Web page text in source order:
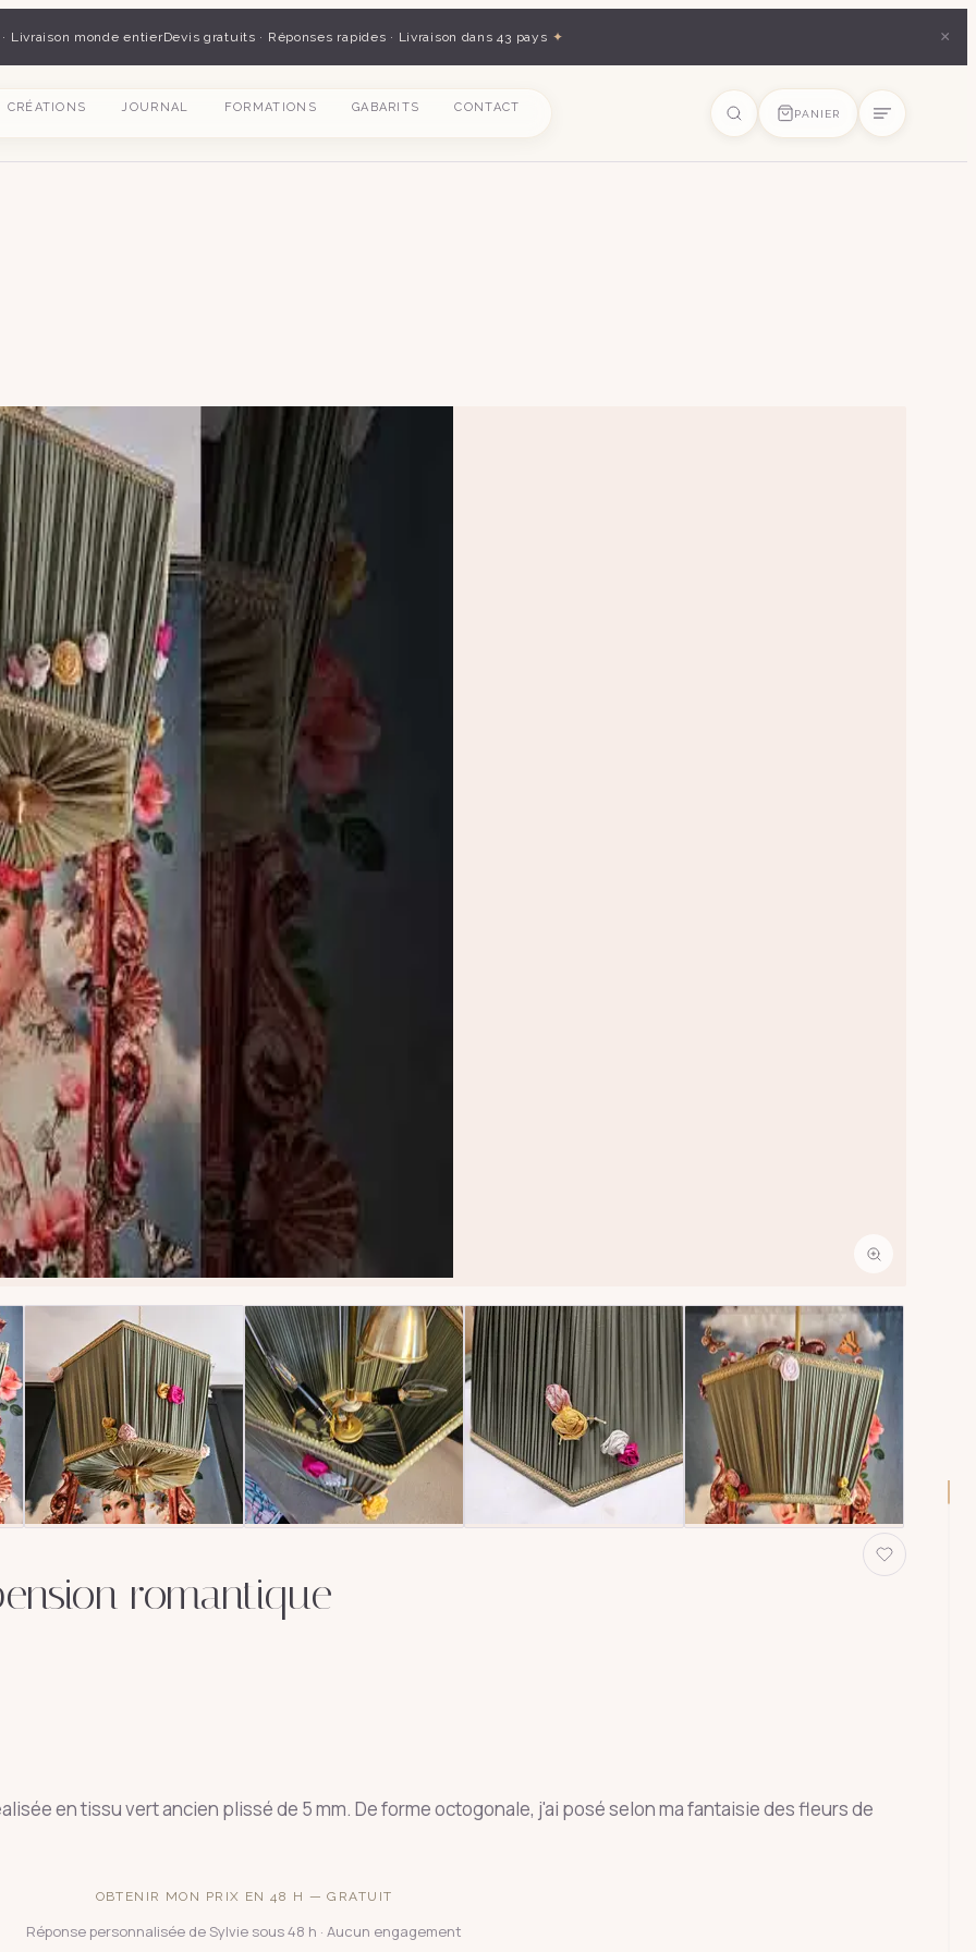
Livraison monde entierDevis gratuits · Réponses rapides · Livraison dans 43 pays ✦ ×
CRÉATIONS JOURNAL FORMATIONS GABARITS CONTACT PANIER
romantique
en tissu vert ancien plissé de 5 mm. De forme octogonale, j'ai posé selon ma fantaisie des fleurs de
OBTENIR MON PRIX EN 48 H — GRATUIT
Réponse personnalisée de Sylvie sous 48 h · Aucun engagement